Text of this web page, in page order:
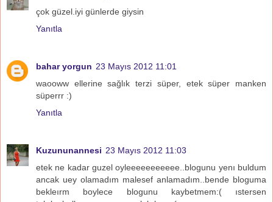
çok güzel.iyi günlerde giysin
Yanıtla
bahar yorgun 23 Mayıs 2012 11:01
waooww ellerine sağlık terzi süper, etek süper manken
süperrr :)
Yanıtla
Kuzununannesi 23 Mayıs 2012 11:03
etek ne kadar guzel oyleeeeeeeeeee..blogunu yenı buldum
ancak uey olamadım malesef anlamadım..bende bloguma
bekleırm boylece blogunu kaybetmem:( ıstersen